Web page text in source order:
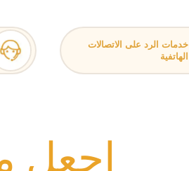
خدمات الرد على الاتصالات
الهاتفية
اجعل